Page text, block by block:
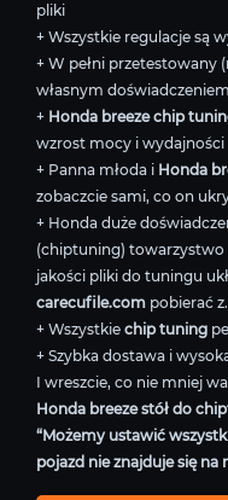
pliki
+ Wszystkie regulacje są
+ W pełni przetestowany
własnym
+ Honda breeze chip
wzrost mocy i wydajności
+ Panna młoda i Honda
zobaczcie sami, co on
+ Honda duże
(chiptuning) towarzystwo
jakości pliki do tuningu
carecufile.com pobierać z.
+ Wszystkie chip tuning
+ Szybka dostawa i
I wreszcie, co nie mniej
Honda breeze stół do
“Możemy ustawić
pojazd nie znajduje się na